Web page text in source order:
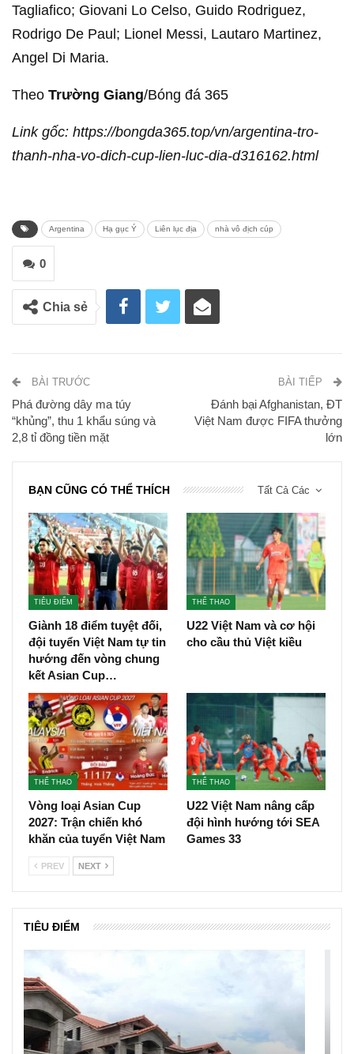
Tagliafico; Giovani Lo Celso, Guido Rodriguez,
Rodrigo De Paul; Lionel Messi, Lautaro Martinez,
Angel Di Maria.
Theo Trường Giang/Bóng đá 365
Link gốc: https://bongda365.top/vn/argentina-tro-
thanh-nha-vo-dich-cup-lien-luc-dia-d316162.html
Argentina Hạ gục Ý Liên lục địa nhà vô địch cúp
0
Chia sẻ
BÀI TRƯỚC
Phá đường dây ma túy
“khủng”, thu 1 khẩu súng và
2,8 tỉ đồng tiền mặt
BÀI TIẾP
Đánh bại Afghanistan, ĐT
Việt Nam được FIFA thưởng
lớn
Tất Cả Các
BẠN CŨNG CÓ THỂ THÍCH
TIÊU ĐIỂM
Giành 18 điểm tuyệt đối,
đội tuyển Việt Nam tự tin
hướng đến vòng chung
kết Asian Cup…
THỂ THAO
U22 Việt Nam và cơ hội
cho cầu thủ Việt kiều
THỂ THAO
Vòng loại Asian Cup
2027: Trận chiến khó
khăn của tuyển Việt Nam
THỂ THAO
U22 Việt Nam nâng cấp
đội hình hướng tới SEA
Games 33
PREV NEXT
TIÊU ĐIỂM